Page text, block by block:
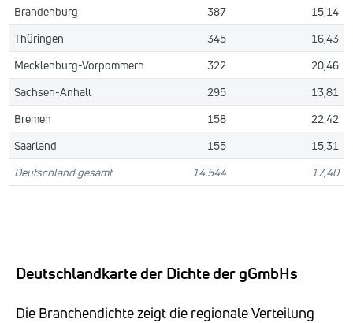
Brandenburg
387
15,14
Thüringen
345
16,43
Mecklenburg-Vorpommern
322
20,46
Sachsen-Anhalt
295
13,81
Bremen
158
22,42
Saarland
155
15,31
Deutschland gesamt
14.544 17,40
Deutschlandkarte der Dichte der gGmbHs
Die Branchendichte zeigt die regionale Verteilung